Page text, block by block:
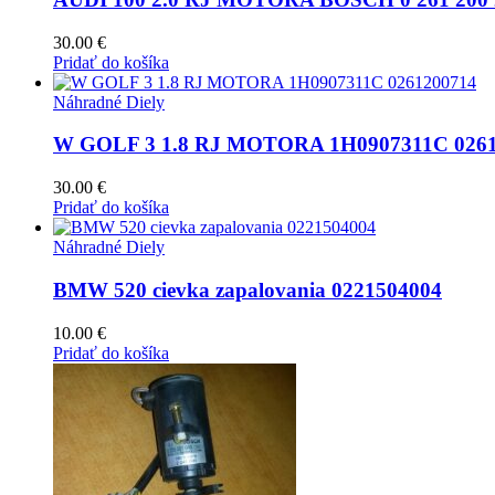
30.00 €
Pridať do košíka
Náhradné Diely
W GOLF 3 1.8 RJ MOTORA 1H0907311C
30.00 €
Pridať do košíka
Náhradné Diely
BMW 520 cievka zapalovania 0221504004
10.00 €
Pridať do košíka